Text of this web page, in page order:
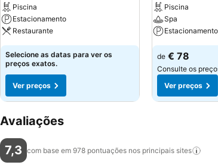
Piscina
Estacionamento
Restaurante
Selecione as datas para ver os
preços exatos.
Ver preços
Piscina
Spa
Estacionamento
de € 78
Consulte os
Ver preços
Avaliações
7,3 com base em 978 pontuações nos principais sites